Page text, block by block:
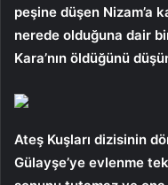
peşine düşen Nizam’a
nerede olduğuna dair
Kara’nın öldüğünü
Ateş Kuşları dizisinin
Gülayşe’ye evlenme